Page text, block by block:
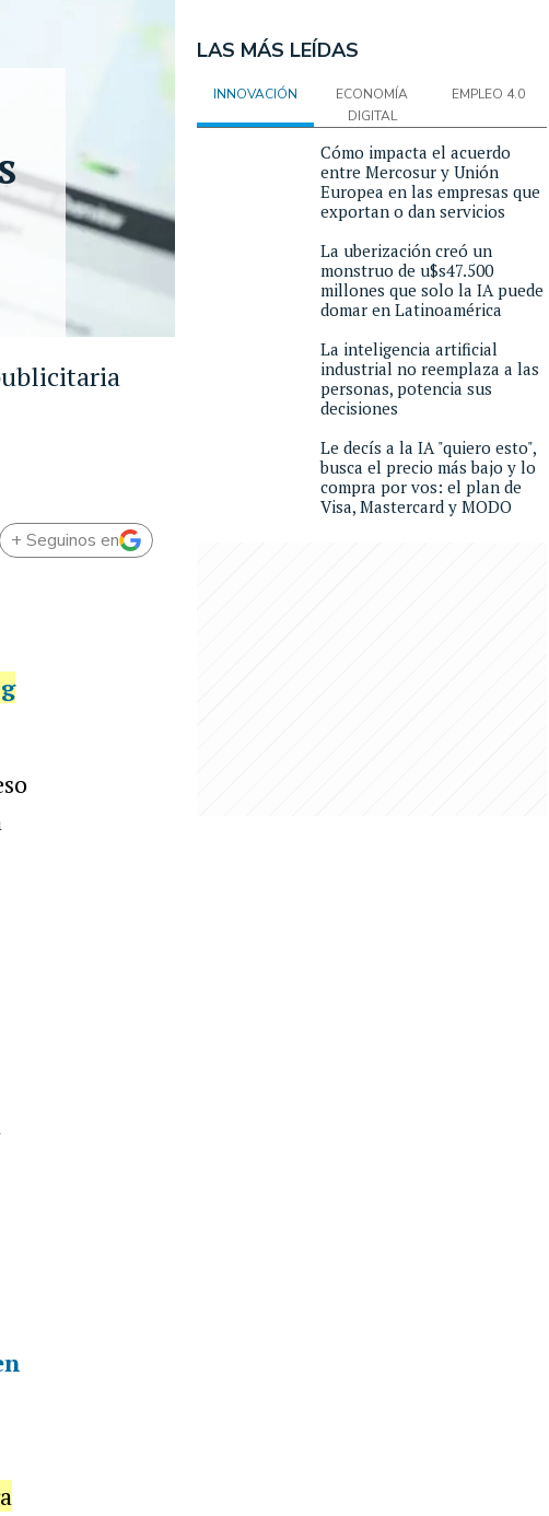
+ Seguinos en
LAS MÁS LEÍDAS
INNOVACIÓN
ECONOMÍA
DIGITAL
EMPLEO 4.0
Cómo impacta el acuerdo
entre Mercosur y Unión
Europea en las empresas que
exportan o dan servicios
La uberización creó un
monstruo de u$s47.500
millones que solo la IA puede
domar en Latinoamérica
La inteligencia artificial
industrial no reemplaza a las
personas, potencia sus
decisiones
Le decís a la IA "quiero esto",
busca el precio más bajo y lo
compra por vos: el plan de
Visa, Mastercard y MODO